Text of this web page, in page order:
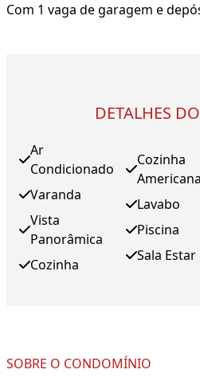
Com 1 vaga de garagem e
DETALHES
Ar
Condicionado
Varanda
Vista
Panorâmica
Cozinha
Cozinha
Americana
Lavabo
Piscina
Sala Estar
SOBRE O CONDOMÍNIO